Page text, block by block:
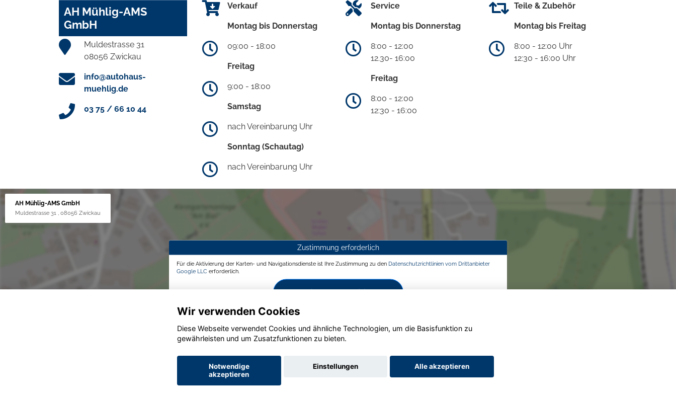
AH Mühlig-AMS
GmbH
Muldestrasse 31
08056 Zwickau
info@autohaus-
muehlig.de
03 75 / 66 10 44
Verkauf
Montag bis Donnerstag
09:00 - 18:00
Freitag
9:00 - 18:00
Samstag
nach Vereinbarung Uhr
Sonntag (Schautag)
nach Vereinbarung Uhr
Service
Montag bis Donnerstag
8:00 - 12:00
12.30- 16:00
Freitag
8:00 - 12:00
12:30 - 16:00
Teile & Zubehör
Montag bis Freitag
8:00 - 12:00 Uhr
12:30 - 16:00 Uhr
AH Mühlig-AMS GmbH
Muldestrasse 31 , 08056 Zwickau
Zustimmung erforderlich
Für die Aktivierung der Karten- und Navigationsdienste ist Ihre Zustimmung zu den Datenschutzrichtlinien vom Drittanbieter
Google LLC erforderlich.
Zustimmen und aktivieren
Wir verwenden Cookies
Diese Webseite verwendet Cookies und ähnliche Technologien, um die Basisfunktion zu
gewährleisten und um Zusatzfunktionen zu bieten.
Notwendige
akzeptieren
Einstellungen Alle akzeptieren